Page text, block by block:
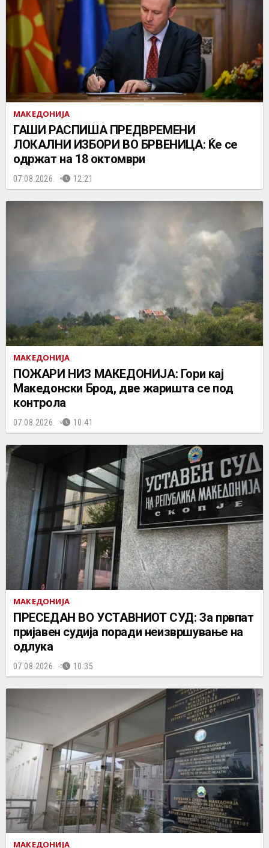
МАКЕДОНИЈА
ГАШИ РАСПИША ПРЕДВРЕМЕНИ
ЛОКАЛНИ ИЗБОРИ ВО БРВЕНИЦА: Ќе се
одржат на 18 октомври
07.08.2026. 12:21
МАКЕДОНИЈА
ПОЖАРИ НИЗ МАКЕДОНИЈА: Гори кај
Македонски Брод, две жаришта се под
контрола
07.08.2026. 10:41
МАКЕДОНИЈА
ПРЕСЕДАН ВО УСТАВНИОТ СУД: За првпат
пријавен судија поради неизвршување на
одлука
07.08.2026. 10:35
МАКЕДОНИЈА